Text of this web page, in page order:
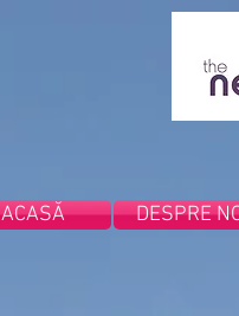
ACASĂ DESPRE